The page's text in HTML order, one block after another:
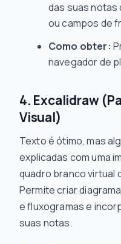
das suas notas
ou campos de
Como obter:
navegador de
4. Excalidraw
Visual)
Texto é ótimo, mas
explicadas com uma
quadro branco virtual
Permite criar
e fluxogramas e
suas notas.